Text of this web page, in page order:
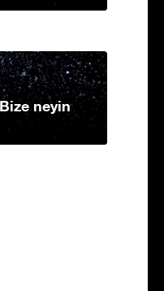
neyin